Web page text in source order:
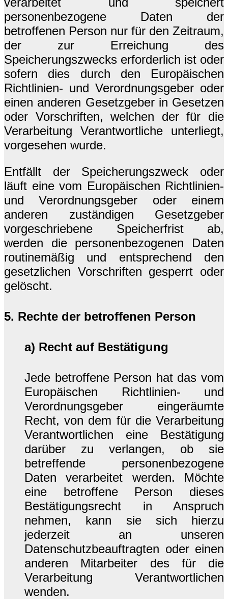
personenbezogene Daten der
betroffenen Person nur für den Zeitraum,
der zur Erreichung des
Speicherungszwecks erforderlich ist oder
sofern dies durch den Europäischen
Richtlinien- und Verordnungsgeber oder
einen anderen Gesetzgeber in Gesetzen
oder Vorschriften, welchen der für die
Verarbeitung Verantwortliche unterliegt,
vorgesehen wurde.
Entfällt der Speicherungszweck oder
läuft eine vom Europäischen Richtlinien-
und Verordnungsgeber oder einem
anderen zuständigen Gesetzgeber
vorgeschriebene Speicherfrist ab,
werden die personenbezogenen Daten
routinemäßig und entsprechend den
gesetzlichen Vorschriften gesperrt oder
gelöscht.
5. Rechte der betroffenen Person
a) Recht auf Bestätigung
Jede betroffene Person hat das vom
Europäischen Richtlinien- und
Verordnungsgeber eingeräumte
Recht, von dem für die Verarbeitung
Verantwortlichen eine Bestätigung
darüber zu verlangen, ob sie
betreffende personenbezogene
Daten verarbeitet werden. Möchte
eine betroffene Person dieses
Bestätigungsrecht in Anspruch
nehmen, kann sie sich hierzu
jederzeit an unseren
Datenschutzbeauftragten oder einen
anderen Mitarbeiter des für die
Verarbeitung Verantwortlichen
wenden.